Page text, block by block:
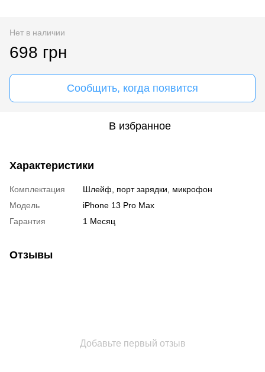
Нет в наличии
698 грн
Сообщить, когда появится
В избранное
Характеристики
Комплектация
Шлейф, порт зарядки, микрофон
Модель
iPhone 13 Pro Max
Гарантия
1 Месяц
Отзывы
Добавьте первый отзыв